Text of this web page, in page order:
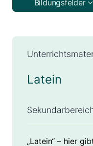
Latein
„Latein“ – hier
Bildungsfelder